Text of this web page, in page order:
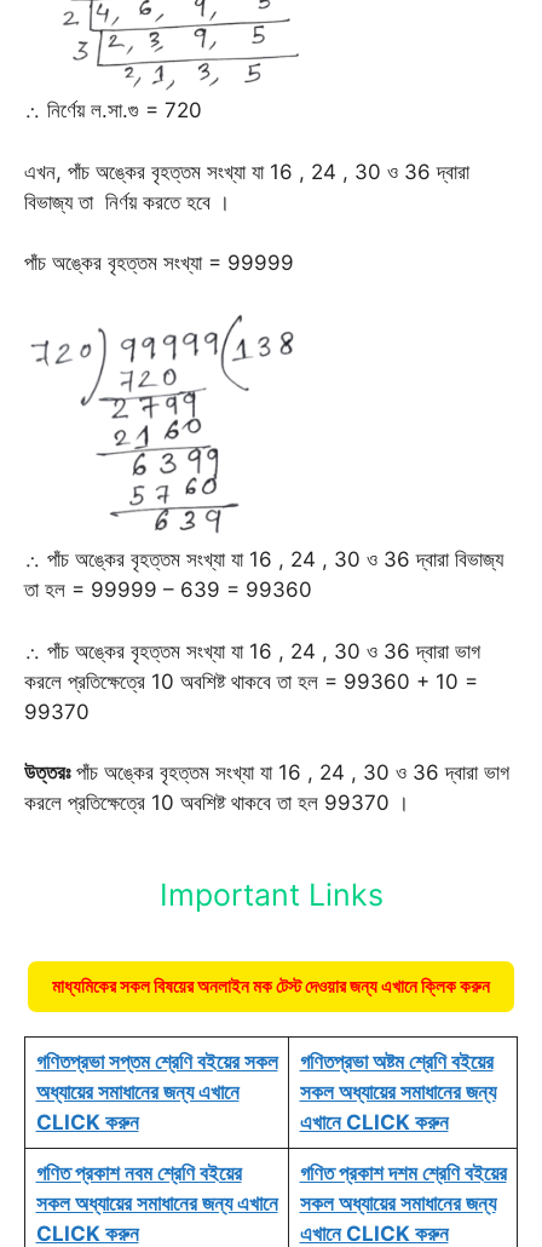
∴ নির্ণেয় ল.সা.গু = 720
এখন, পাঁচ অঙ্কের বৃহত্তম সংখ্যা যা 16 , 24 , 30 ও 36 দ্বারা
বিভাজ্য তা নির্ণয় করতে হবে ।
পাঁচ অঙ্কের বৃহত্তম সংখ্যা = 99999
∴ পাঁচ অঙ্কের বৃহত্তম সংখ্যা যা 16 , 24 , 30 ও 36 দ্বারা বিভাজ্য
তা হল = 99999 – 639 = 99360
∴ পাঁচ অঙ্কের বৃহত্তম সংখ্যা যা 16 , 24 , 30 ও 36 দ্বারা ভাগ
করলে প্রতিক্ষেত্রে 10 অবশিষ্ট থাকবে তা হল = 99360 + 10 =
99370
উত্তরঃপাঁচ অঙ্কের বৃহত্তম সংখ্যা যা 16 , 24 , 30 ও 36 দ্বারা ভাগ
করলে প্রতিক্ষেত্রে 10 অবশিষ্ট থাকবে তা হল 99370 ।
Important Links
মাধ্যমিকের সকল বিষয়ের অনলাইন মক টেস্ট দেওয়ার জন্য এখানে ক্লিক করুন
গণিতপ্রভা সপ্তম শ্রেণি বইয়ের সকল
অধ্যায়ের সমাধানের জন্য এখানে
CLICK করুন
গণিতপ্রভা অষ্টম শ্রেণি বইয়ের
সকল অধ্যায়ের সমাধানের জন্য
এখানে CLICK করুন
গণিত প্রকাশ নবম শ্রেণি বইয়ের
সকল অধ্যায়ের সমাধানের জন্য এখানে
CLICK করুন
গণিত প্রকাশ দশম শ্রেণি বইয়ের
সকল অধ্যায়ের সমাধানের জন্য
এখানে CLICK করুন